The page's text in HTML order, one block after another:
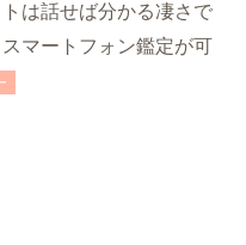
は話せば分かる凄さで
マートフォン鑑定が可